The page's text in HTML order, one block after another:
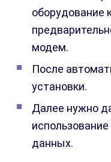
оборудование
модем.
После
установки.
Далее нужно
данных.